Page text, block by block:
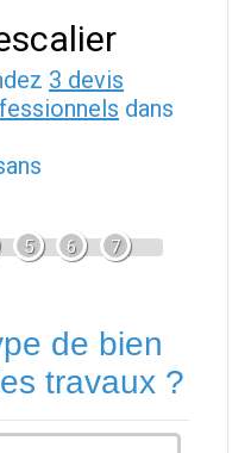
3 devis
dans
5 6 7
de bien
travaux ?